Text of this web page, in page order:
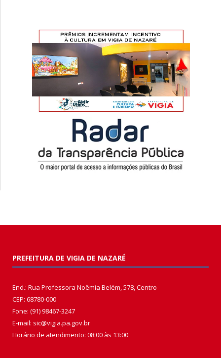
PREFEITURA DE VIGIA DE NAZARÉ
End.: Rua Professora Noêmia Belém, 578, Centro
CEP: 68780-000
Fone: (91) 98467-3247
E-mail: sic@vigia.pa.gov.br
Horário de atendimento: 08:00 às 13:00